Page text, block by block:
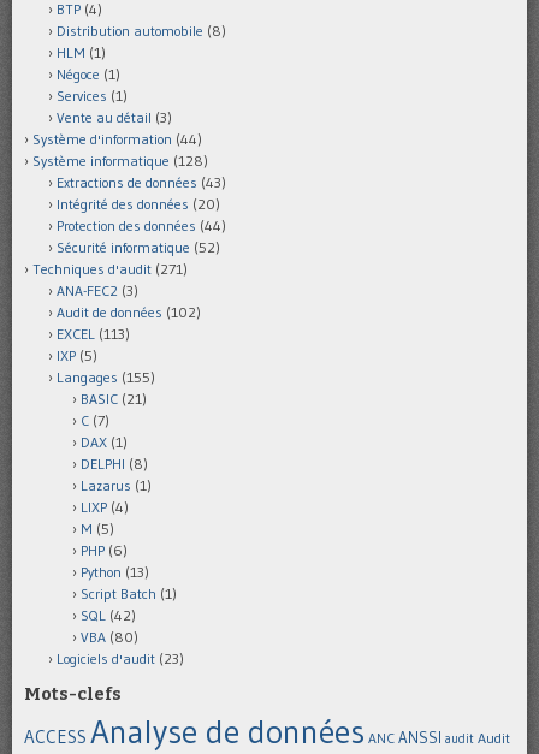
BTP (4)
Distribution automobile (8)
HLM (1)
Négoce (1)
Services (1)
Vente au détail (3)
Système d'information (44)
Système informatique (128)
Extractions de données (43)
Intégrité des données (20)
Protection des données (44)
Sécurité informatique (52)
Techniques d'audit (271)
ANA-FEC2 (3)
Audit de données (102)
EXCEL (113)
IXP (5)
Langages (155)
BASIC (21)
C (7)
DAX (1)
DELPHI (8)
Lazarus (1)
LIXP (4)
M (5)
PHP (6)
Python (13)
Script Batch (1)
SQL (42)
VBA (80)
Logiciels d'audit (23)
Mots-clefs
ACCESS Analyse de données ANC ANSSI audit Audit